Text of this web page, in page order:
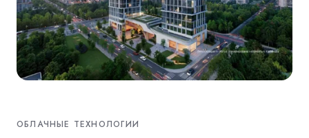
ОБЛАЧНЫЕ ТЕХНОЛОГИИ